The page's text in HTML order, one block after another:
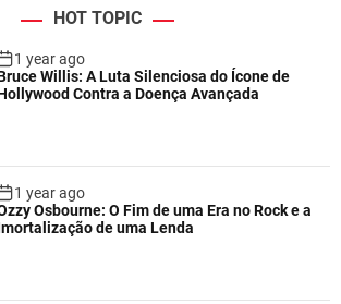
HOT TOPIC
1 year ago
Willis: A Luta Silenciosa do Ícone de
Contra a Doença Avançada
1 year ago
Osbourne: O Fim de uma Era no Rock e a
de uma Lenda